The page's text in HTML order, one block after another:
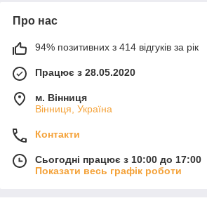
Про нас
94% позитивних з 414 відгуків за рік
Працює з 28.05.2020
м. Вінниця
Вінниця, Україна
Контакти
Сьогодні працює з 10:00 до 17:00
Показати весь графік роботи